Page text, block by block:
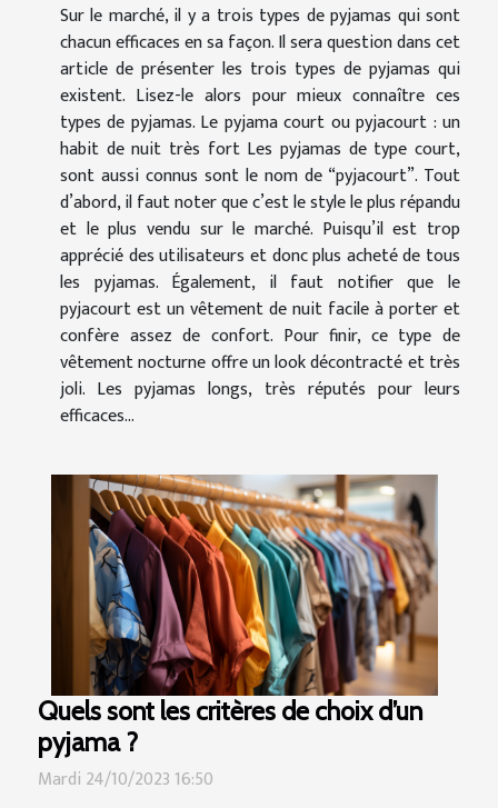
Sur le marché, il y a trois types de pyjamas qui sont
chacun efficaces en sa façon. Il sera question dans cet
article de présenter les trois types de pyjamas qui
existent. Lisez-le alors pour mieux connaître ces
types de pyjamas. Le pyjama court ou pyjacourt : un
habit de nuit très fort Les pyjamas de type court,
sont aussi connus sont le nom de “pyjacourt”. Tout
d’abord, il faut noter que c’est le style le plus répandu
et le plus vendu sur le marché. Puisqu’il est trop
apprécié des utilisateurs et donc plus acheté de tous
les pyjamas. Également, il faut notifier que le
pyjacourt est un vêtement de nuit facile à porter et
confère assez de confort. Pour finir, ce type de
vêtement nocturne offre un look décontracté et très
joli. Les pyjamas longs, très réputés pour leurs
efficaces...
Quels sont les critères de choix d’un
pyjama ?
Mardi 24/10/2023 16:50